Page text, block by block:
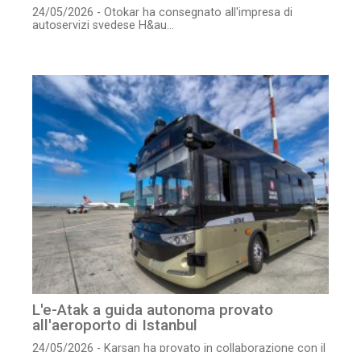
24/05/2026 - Otokar ha consegnato all'impresa di
autoservizi svedese H&au...
L'e-Atak a guida autonoma provato
all'aeroporto di Istanbul
24/05/2026 - Karsan ha provato in collaborazione con il